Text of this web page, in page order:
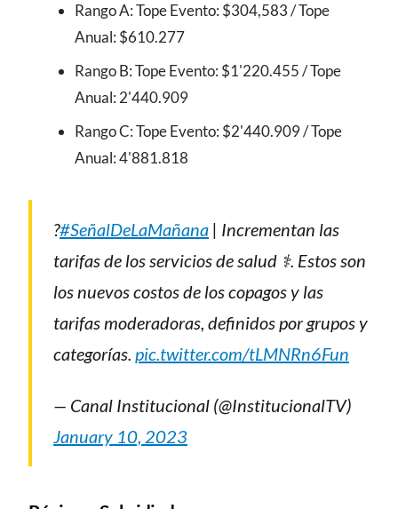
Rango A: Tope Evento: $304,583 / Tope
Anual: $610.277
Rango B: Tope Evento: $1'220.455 / Tope
Anual: 2'440.909
Rango C: Tope Evento: $2'440.909 / Tope
Anual: 4'881.818
?#SeñalDeLaMañana | Incrementan las
tarifas de los servicios de salud ⚕️. Estos son
los nuevos costos de los copagos y las
tarifas moderadoras, definidos por grupos y
categorías. pic.twitter.com/tLMNRn6Fun
— Canal Institucional (@InstitucionalTV)
January 10, 2023